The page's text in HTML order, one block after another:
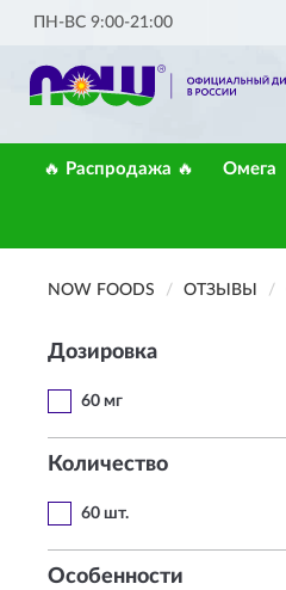
ПН-ВС 9:00-21:00
🔥 Распродажа 🔥 Омега
NOW FOODS ОТЗЫВЫ
Дозировка
60 мг
Количество
60 шт.
Особенности